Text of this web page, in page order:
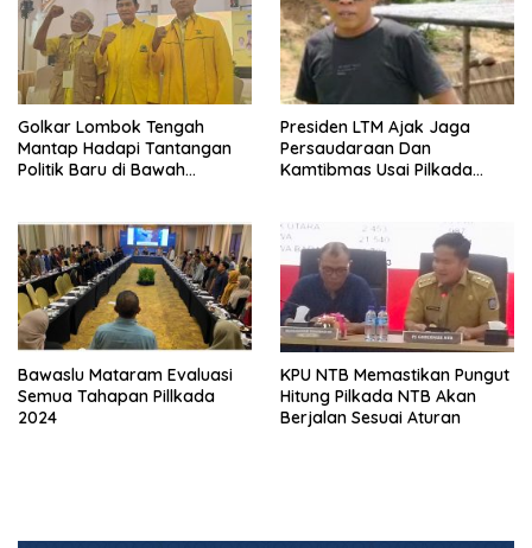
Golkar Lombok Tengah
Mantap Hadapi Tantangan
Politik Baru di Bawah
Presiden LTM Ajak Jaga
Persaudaraan Dan
Kamtibmas Usai Pilkada
Bawaslu Mataram Evaluasi
Semua Tahapan Pillkada
2024
KPU NTB Memastikan Pungut
Hitung Pilkada NTB Akan
Berjalan Sesuai Aturan